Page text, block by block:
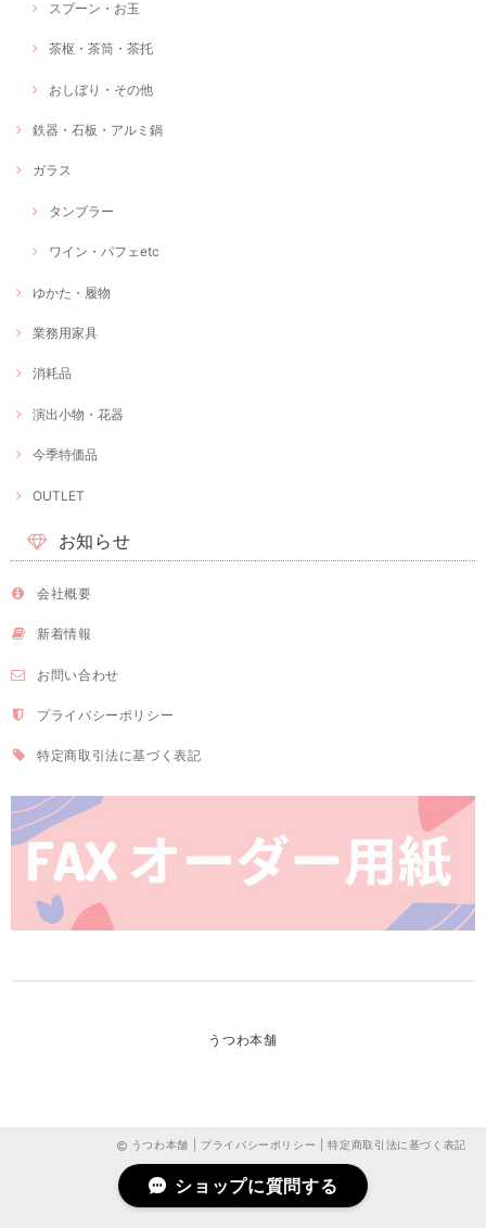
スプーン・お玉
茶枢・茶筒・茶托
おしぼり・その他
鉄器・石板・アルミ鍋
ガラス
タンブラー
ワイン・パフェetc
ゆかた・履物
業務用家具
消耗品
演出小物・花器
今季特価品
OUTLET
お知らせ
会社概要
新着情報
お問い合わせ
プライバシーポリシー
特定商取引法に基づく表記
うつわ本舗
うつわ本舗 | プライバシーポリシー |特定商取引法に基づく表記
ショップに質問する